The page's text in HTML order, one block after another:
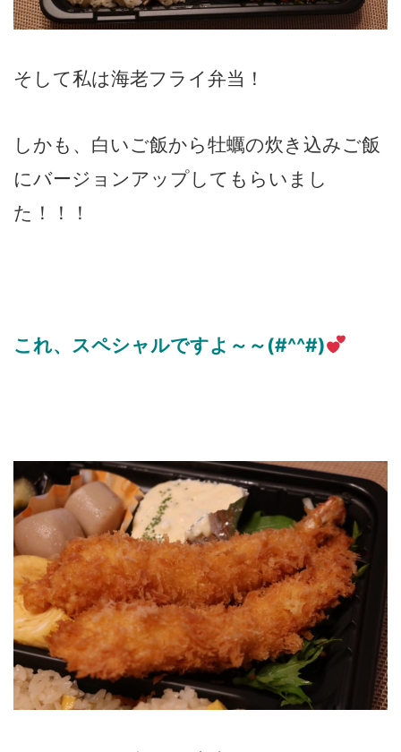
そして私は海老フライ弁当！
しかも、白いご飯から牡蠣の炊き込みご飯
にバージョンアップしてもらいまし
た！！！
これ、スペシャルですよ～～(#^^#)